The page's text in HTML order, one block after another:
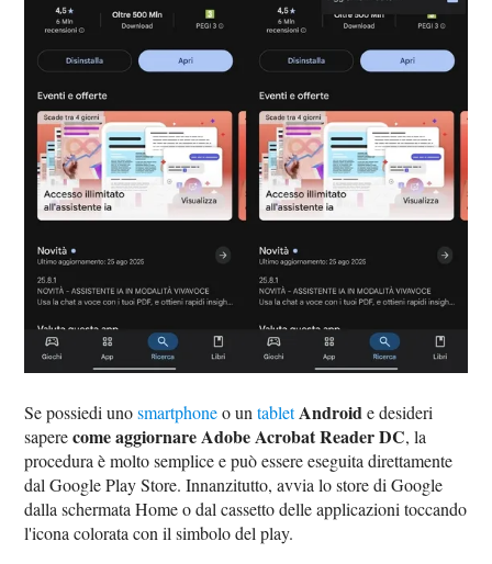
Se possiedi unosmartphoneo untablet Android e desideri
saperecome aggiornare Adobe Acrobat Reader DC, la
procedura è molto semplice e può essere eseguita direttamente
dal Google Play Store. Innanzitutto, avvia lo store di Google
dalla schermata Home o dal cassetto delle applicazioni toccando
l'icona colorata con il simbolo del play.